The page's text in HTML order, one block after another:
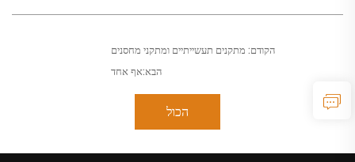
הקודם:מתקנים תעשייתיים ומתקני מחסנים
הבא:אף אחד
הכול